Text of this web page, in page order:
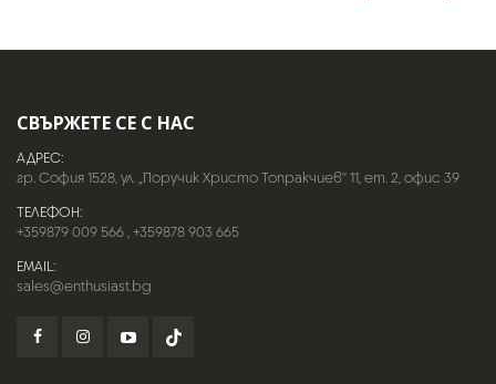
СВЪРЖЕТЕ СЕ С НАС
АДРЕС:
гр. София 1528, ул. „Поручик Христо Топракчиев“ 11, ет. 2, офис 39
ТЕЛЕФОН:
+359879 009 566,+359878 903 665
EMAIL:
sales@enthusiast.bg